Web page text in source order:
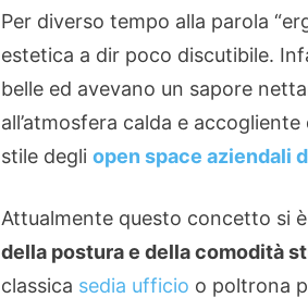
Per diverso tempo alla parola
estetica a dir poco discutibile.
belle ed avevano un sapore
all’atmosfera calda e
stile degli open space aziendali
Attualmente questo concetto si
della postura e della comodità
classica sedia ufficio o poltrona